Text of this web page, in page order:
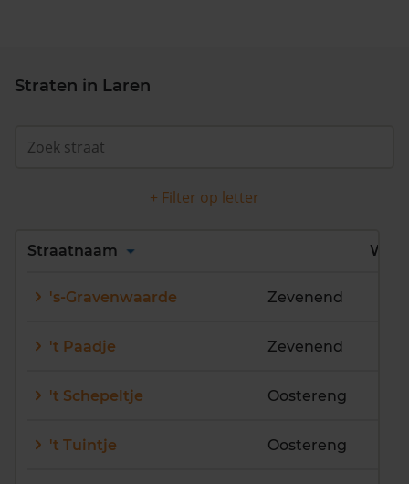
Straten in Laren
+ Filter op letter
Alles
Q
R U
Straatnaam Wijk
's-Gravenwaarde Zevenend
't Paadje Zevenend
't Schepeltje Oostereng
't Tuintje Oostereng